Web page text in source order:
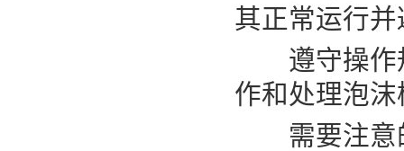
其正常运行
遵守操作规
作和处理泡
需要注意的